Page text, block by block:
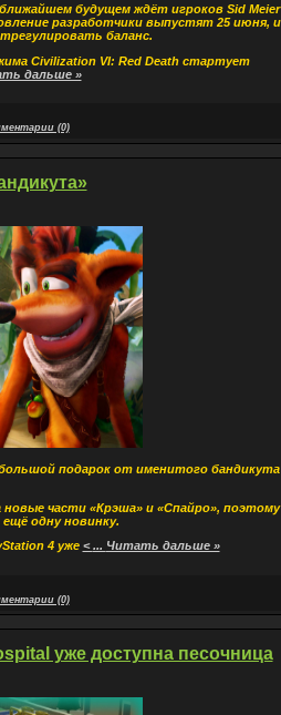
будущем ждёт игроков Sid
разработчики выпустят 25 июня, и
баланс.
Civilization VI: Red Death стартует
дальше »
(0)
подарок от именитого бандикута
части «Крэша» и «Спайро», поэтому
одну новинку.
4 уже <... Читать дальше »
(0)
уже доступна песочница